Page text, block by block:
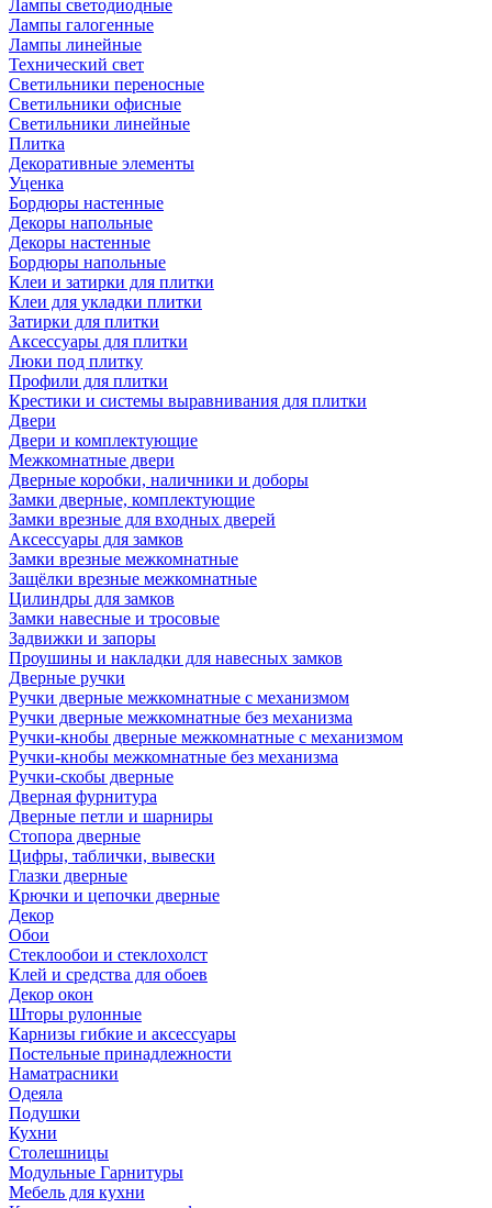
Лампы светодиодные
Лампы галогенные
Лампы линейные
Технический свет
Светильники переносные
Светильники офисные
Светильники линейные
Плитка
Декоративные элементы
Уценка
Бордюры настенные
Декоры напольные
Декоры настенные
Бордюры напольные
Клеи и затирки для плитки
Клеи для укладки плитки
Затирки для плитки
Аксессуары для плитки
Люки под плитку
Профили для плитки
Крестики и системы выравнивания для плитки
Двери
Двери и комплектующие
Межкомнатные двери
Дверные коробки, наличники и доборы
Замки дверные, комплектующие
Замки врезные для входных дверей
Аксессуары для замков
Замки врезные межкомнатные
Защёлки врезные межкомнатные
Цилиндры для замков
Замки навесные и тросовые
Задвижки и запоры
Проушины и накладки для навесных замков
Дверные ручки
Ручки дверные межкомнатные с механизмом
Ручки дверные межкомнатные без механизма
Ручки-кнобы дверные межкомнатные с механизмом
Ручки-кнобы межкомнатные без механизма
Ручки-скобы дверные
Дверная фурнитура
Дверные петли и шарниры
Стопора дверные
Цифры, таблички, вывески
Глазки дверные
Крючки и цепочки дверные
Декор
Обои
Стеклообои и стеклохолст
Клей и средства для обоев
Декор окон
Шторы рулонные
Карнизы гибкие и аксессуары
Постельные принадлежности
Наматрасники
Одеяла
Подушки
Кухни
Столешницы
Модульные Гарнитуры
Мебель для кухни